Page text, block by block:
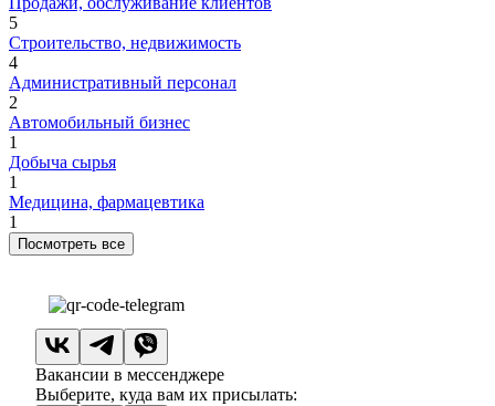
5
Строительство, недвижимость
4
Административный персонал
2
Автомобильный бизнес
1
Добыча сырья
1
Медицина, фармацевтика
1
Посмотреть все
Вакансии в мессенджере
Выберите, куда вам их присылать: